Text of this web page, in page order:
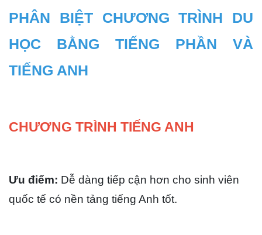
PHÂN BIỆT CHƯƠNG TRÌNH DU
HỌC BẰNG TIẾNG PHẦN VÀ
TIẾNG ANH
CHƯƠNG TRÌNH TIẾNG ANH
Ưu điểm: Dễ dàng tiếp cận hơn cho sinh viên
quốc tế có nền tảng tiếng Anh tốt.